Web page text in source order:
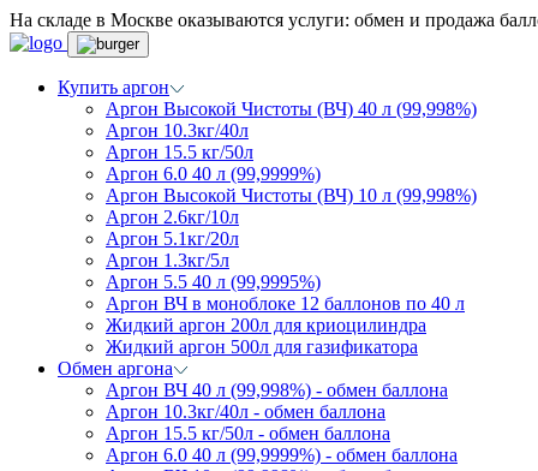
На складе в Москве оказываются услуги: обмен и продажа
Купить аргон
Аргон Высокой Чистоты (ВЧ) 40 л (99,998%)
Аргон 10.3кг/40л
Аргон 15.5 кг/50л
Аргон 6.0 40 л (99,9999%)
Аргон Высокой Чистоты (ВЧ) 10 л (99,998%)
Аргон 2.6кг/10л
Аргон 5.1кг/20л
Аргон 1.3кг/5л
Аргон 5.5 40 л (99,9995%)
Аргон ВЧ в моноблоке 12 баллонов по 40 л
Жидкий аргон 200л для криоцилиндра
Жидкий аргон 500л для газификатора
Обмен аргона
Аргон ВЧ 40 л (99,998%) - обмен баллона
Аргон 10.3кг/40л - обмен баллона
Аргон 15.5 кг/50л - обмен баллона
Аргон 6.0 40 л (99,9999%) - обмен баллона